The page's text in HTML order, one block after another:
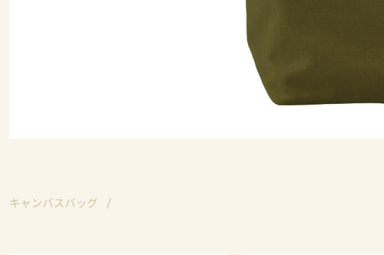
キャンバスバッグ